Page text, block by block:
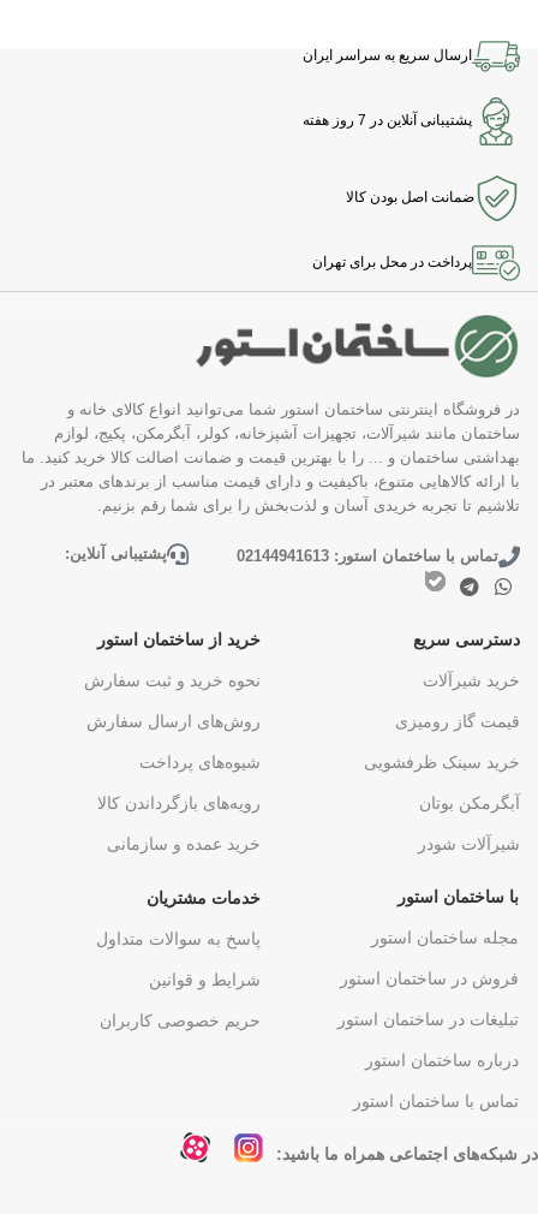
ارسال سریع به سراسر ایران
پشتیبانی آنلاین در 7 روز هفته
ضمانت اصل بودن کالا
پرداخت در محل برای تهران
در فروشگاه اینترنتی ساختمان استور شما می‌توانید انواع کالای خانه و
ساختمان مانند شیرآلات، تجهیزات آشپزخانه، کولر، آبگرمکن، پکیج، لوازم
بهداشتی ساختمان و ... را با بهترین قیمت و ضمانت اصالت کالا خرید کنید. ما
با ارائه کالاهایی متنوع، باکیفیت و دارای قیمت مناسب از برندهای معتبر در
تلاشیم تا تجربه خریدی آسان و لذت‌بخش را برای شما رقم بزنیم.
تماس با ساختمان استور: 02144941613 پشتیبانی آنلاین:
دسترسی سریع
خرید شیرآلات
قیمت گاز رومیزی
خرید سینک ظرفشویی
آبگرمکن بوتان
شیرآلات شودر
خرید از ساختمان استور
نحوه خرید و ثبت سفارش
روش‌های ارسال سفارش
شیوه‌های پرداخت
رویه‌های بازگرداندن کالا
خرید عمده و سازمانی
با ساختمان استور
مجله ساختمان استور
فروش در ساختمان استور
تبلیغات در ساختمان استور
درباره ساختمان استور
تماس با ساختمان استور
خدمات مشتریان
پاسخ به سوالات متداول
شرایط و قوانین
حریم خصوصی کاربران
در شبکه‌های اجتماعی همراه ما باشید: